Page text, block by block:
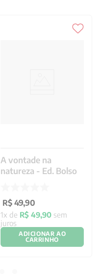
A vontade na
natureza - Ed. Bolso
R$ 49,90
1x de R$ 49,90 sem
juros
ADICIONAR AO
CARRINHO